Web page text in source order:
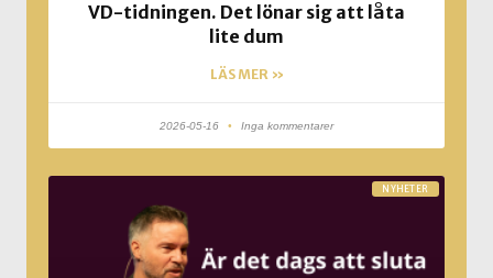
VD-tidningen. Det lönar sig att låta
lite dum
LÄS MER »
2026-05-16 Inga kommentarer
NYHETER